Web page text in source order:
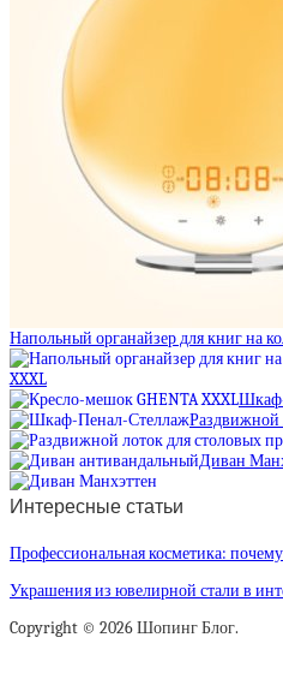
Напольный органайзер для книг на
XXXL
Раздвижной
Диван
Интересные статьи
Профессиональная косметика:
Украшения из ювелирной стали в
Copyright © 2026 Шопинг Блог.